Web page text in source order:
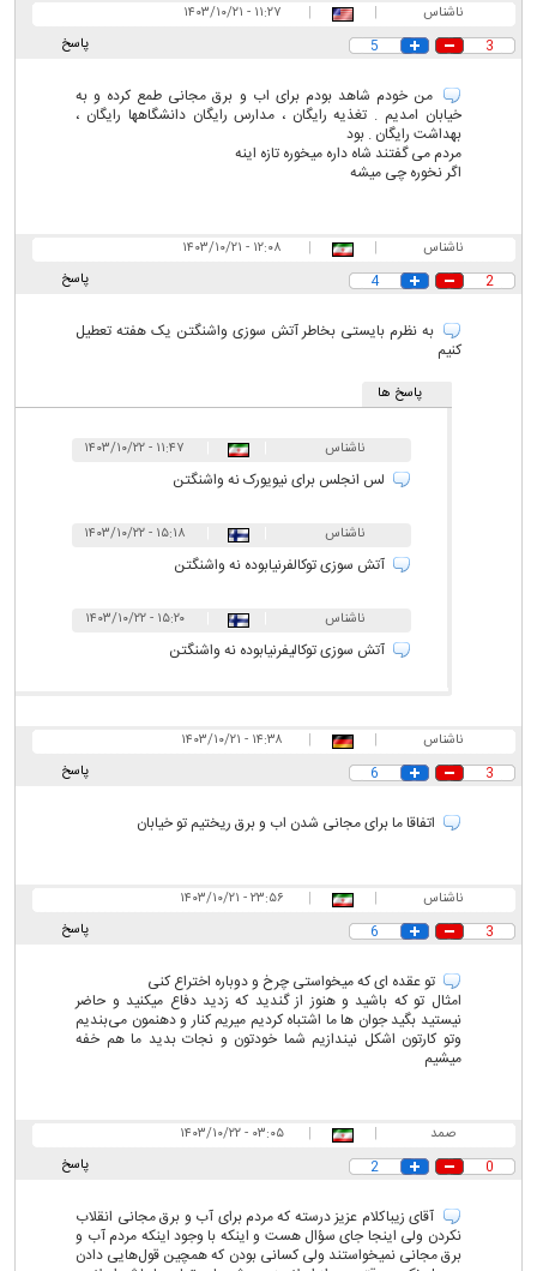
ناشناس |
|
۱۱:۲۷ - ۱۴۰۳/۱۰/۲۱
پاسخ
3
5
من خودم شاهد بودم برای اب و برق مجانی طمع کرده و به
خیابان امدیم . تغذیه رایگان ، مدارس رایگان دانشگاهها رایگان ،
بهداشت رایگان . بود
مردم می گفتند شاه داره میخوره تازه اینه
اگر نخوره چی میشه
ناشناس |
|
۱۲:۰۸ - ۱۴۰۳/۱۰/۲۱
پاسخ
2
4
به نظرم بایستی بخاطر آتش سوزی واشنگتن یک هفته تعطیل
کنیم
پاسخ ها
ناشناس ۱۱:۴۷ - ۱۴۰۳/۱۰/۲۲
لس انجلس برای نیویورک نه واشنگتن
ناشناس ۱۵:۱۸ - ۱۴۰۳/۱۰/۲۲
آتش سوزی توکالفرنیابوده نه واشنگتن
ناشناس ۱۵:۲۰ - ۱۴۰۳/۱۰/۲۲
آتش سوزی توکالیفرنیابوده نه واشنگتن
ناشناس |
|
۱۴:۳۸ - ۱۴۰۳/۱۰/۲۱
پاسخ
3
6
اتفاقا ما برای مجانی شدن اب و برق ریختیم تو خیابان
ناشناس |
|
۲۳:۵۶ - ۱۴۰۳/۱۰/۲۱
پاسخ
3
6
تو عقده ای که میخواستی چرخ و دوباره اختراع کنی
امثال تو که باشید و هنوز از گندید که زدید دفاع میکنید و حاضر
نیستید بگید جوان ها ما اشتباه کردیم میریم کنار و دهنمون می‌بندیم
وتو کارتون اشکل نیندازیم شما خودتون و نجات بدید ما هم خفه
میشیم
صمد |
|
۰۳:۰۵ - ۱۴۰۳/۱۰/۲۲
پاسخ
0
2
آقای زیباکلام عزیز درسته که مردم برای آب و برق مجانی انقلاب
نکردن ولی اینجا جای سؤال هست و اینکه با وجود اینکه مردم آب و
برق مجانی نمیخواستند ولی کسانی بودن که همچین قول‌هایی دادن